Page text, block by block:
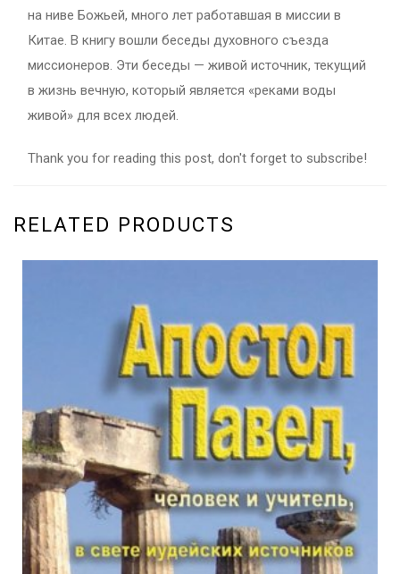
на ниве Божьей, много лет работавшая в миссии в
Китае. В книгу вошли беседы духовного съезда
миссионеров. Эти беседы — живой источник, текущий
в жизнь вечную, который является «реками воды
живой» для всех людей.
Thank you for reading this post, don't forget to subscribe!
RELATED PRODUCTS